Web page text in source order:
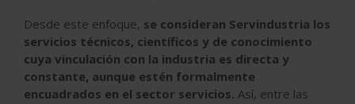
Desde este enfoque, se consideran Servindustria los
servicios técnicos, científicos y de conocimiento
cuya vinculación con la industria es directa y
constante, aunque estén formalmente
encuadrados en el sector servicios. Así, entre las